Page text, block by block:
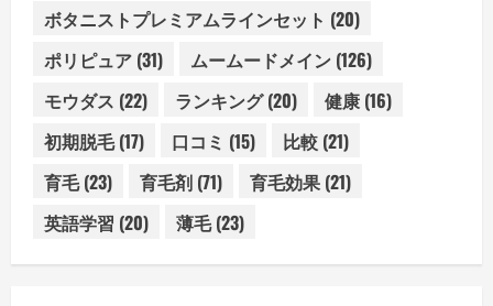
ボタニストプレミアムラインセット (20)
ポリピュア (31) ムームードメイン (126)
モウダス (22) ランキング(20) 健康 (16)
初期脱毛(17) 口コミ (15) 比較 (21)
育毛(23) 育毛剤 (71) 育毛効果 (21)
英語学習 (20) 薄毛(23)